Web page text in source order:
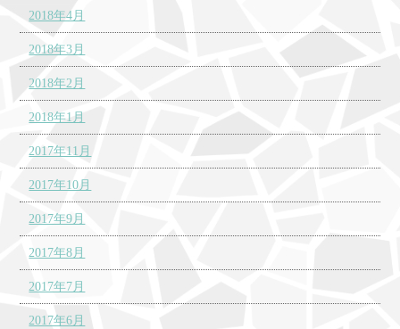
2018年4月
2018年3月
2018年2月
2018年1月
2017年11月
2017年10月
2017年9月
2017年8月
2017年7月
2017年6月